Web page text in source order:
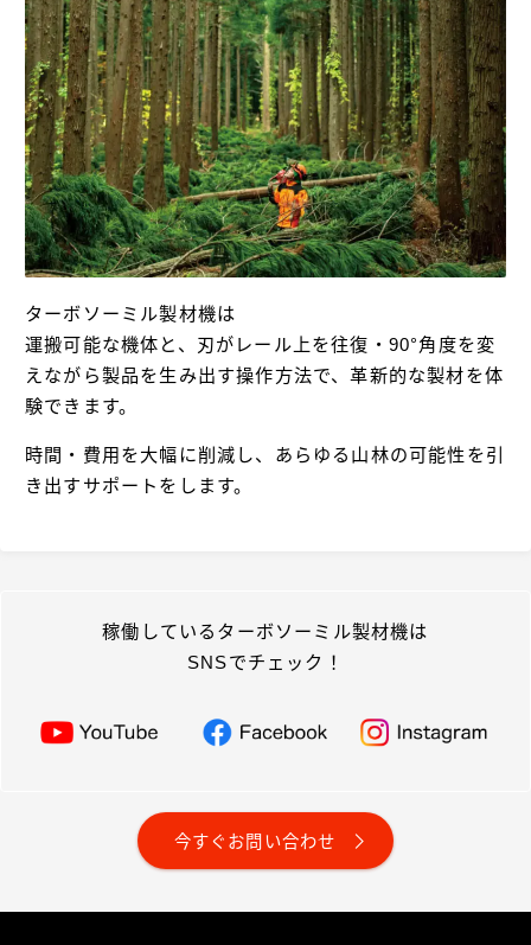
ターボソーミル製材機は
運搬可能な機体と、刃がレール上を往復・90°角度を変
えながら製品を生み出す操作方法で、革新的な製材を体
験できます。
時間・費用を大幅に削減し、あらゆる山林の可能性を引
き出すサポートをします。
稼働しているターボソーミル製材機は
SNSでチェック！
今すぐお問い合わせ